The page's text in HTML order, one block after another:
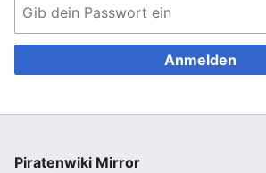
Anmelden
Piratenwiki Mirror